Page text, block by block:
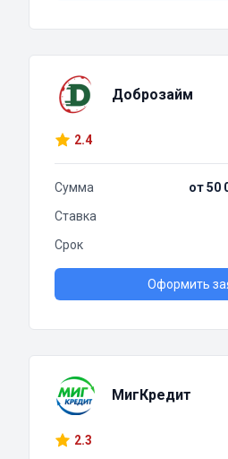
Доброзайм
2.4
Сумма
от 50
Ставка
Срок
Оформить
МигКредит
2.3